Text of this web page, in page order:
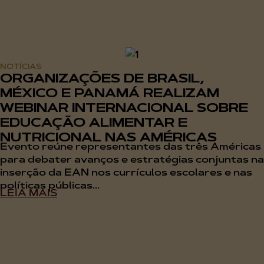
NOTÍCIAS
ORGANIZAÇÕES DE BRASIL,
MÉXICO E PANAMÁ REALIZAM
WEBINAR INTERNACIONAL SOBRE
EDUCAÇÃO ALIMENTAR E
NUTRICIONAL NAS AMÉRICAS
Evento reúne representantes das três Américas
para debater avanços e estratégias conjuntas na
inserção da EAN nos currículos escolares e nas
políticas públicas...
LEIA MAIS